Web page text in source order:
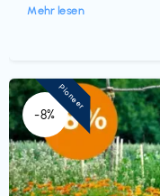
Mehr lesen
-8%
Pioneer